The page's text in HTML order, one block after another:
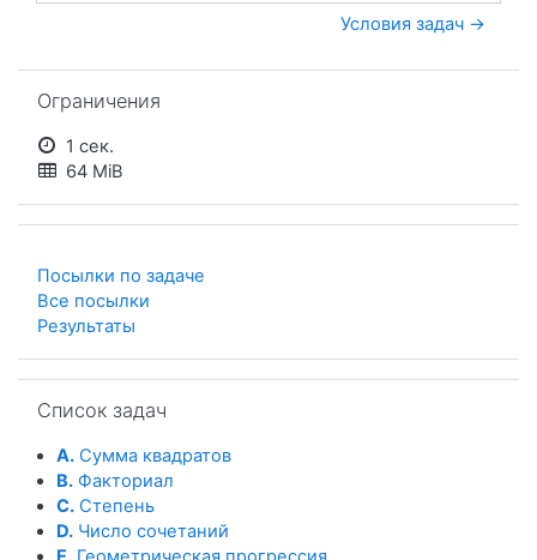
Условия задач →
Ограничения
1 сек.
64 MiB
Посылки по задаче
Все посылки
Результаты
Список задач
A. Сумма квадратов
B. Факториал
C. Степень
D. Число сочетаний